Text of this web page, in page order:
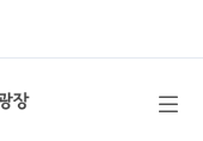
메뉴 열기